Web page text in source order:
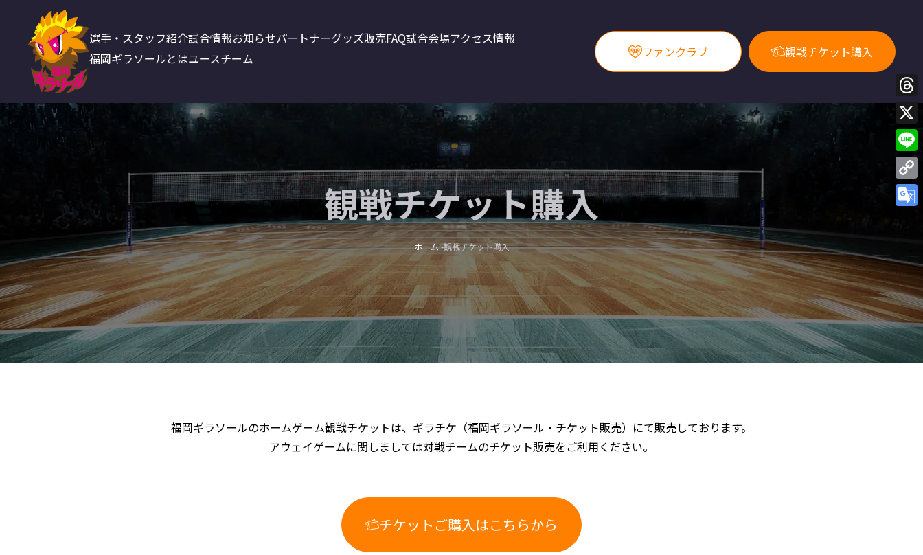
選手・スタッフ紹介試合情報お知らせパートナーグッズ販売FAQ試合会場アクセス情報
福岡ギラソールとはユースチーム ファンクラブ 観戦チケット購入
観戦チケット購入
ホーム 観戦チケット購入
福岡ギラソールのホームゲーム観戦チケットは、ギラチケ（福岡ギラソール・チケット販売）にて販売しております。
アウェイゲームに関しましては対戦チームのチケット販売をご利用ください。
チケットご購入はこちらから
X
Line
Copy
Link